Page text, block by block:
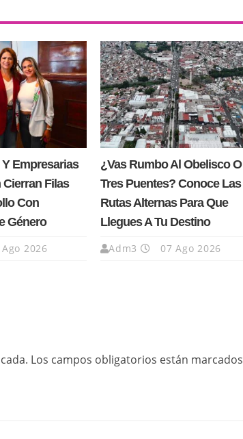
Empresarias
Cierran Filas
Con
Género
2026
¿Vas Rumbo Al Obelisco O
Tres Puentes? Conoce Las
Rutas Alternas Para Que
Llegues A Tu Destino
Adm3 07 Ago 2026
Los campos obligatorios están marcados